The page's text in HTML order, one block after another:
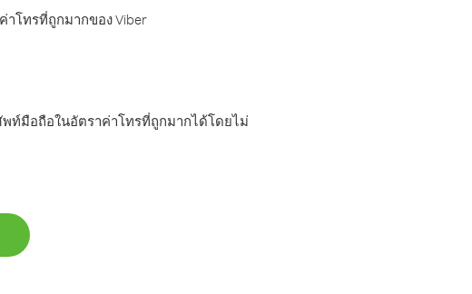
าโทรที่ถูกมากของ Viber
ท์มือถือในอัตราค่าโทรที่ถูกมากได้โดยไม่